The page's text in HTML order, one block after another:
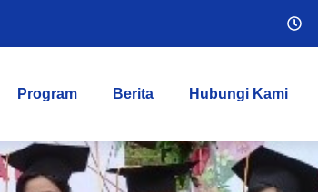
Program Berita Hubungi Kami